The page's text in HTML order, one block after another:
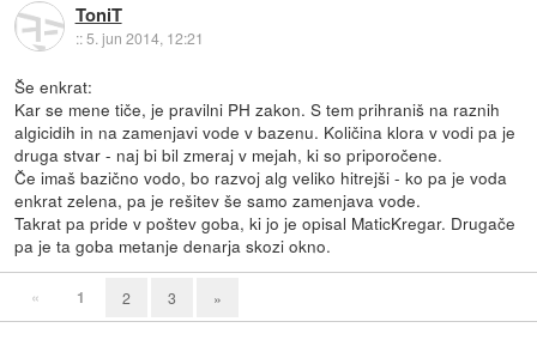
ToniT
::5. jun 2014, 12:21
Še enkrat:
Kar se mene tiče, je pravilni PH zakon. S tem prihraniš na raznih
algicidih in na zamenjavi vode v bazenu. Količina klora v vodi pa je
druga stvar - naj bi bil zmeraj v mejah, ki so priporočene.
Če imaš bazično vodo, bo razvoj alg veliko hitrejši - ko pa je voda
enkrat zelena, pa je rešitev še samo zamenjava vode.
Takrat pa pride v poštev goba, ki jo je opisal MaticKregar. Drugače
pa je ta goba metanje denarja skozi okno.
« 1 2 3 »